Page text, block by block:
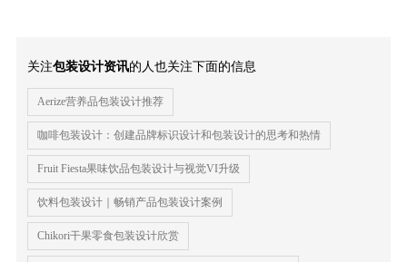
关注包装设计资讯的人也关注下面的信息
Aerize营养品包装设计推荐
咖啡包装设计：创建品牌标识设计和包装设计的思考和热情
Fruit Fiesta果味饮品包装设计与视觉VI升级
饮料包装设计｜畅销产品包装设计案例
Chikori干果零食包装设计欣赏